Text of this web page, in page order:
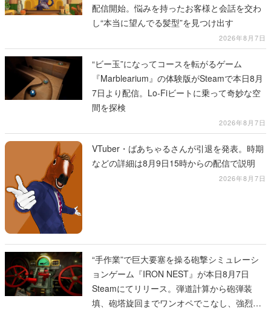
配信開始。悩みを持ったお客様と会話を交わ
し“本当に望んでる髪型”を見つけ出す
2026年8月7日
“ビー玉”になってコースを転がるゲーム
『Marblearium』の体験版がSteamで本日8月
7日より配信。Lo-Fiビートに乗って奇妙な空
間を探検
2026年8月7日
VTuber・ばあちゃるさんが引退を発表。時期
などの詳細は8月9日15時からの配信で説明
2026年8月7日
“手作業”で巨大要塞を操る砲撃シミュレーシ
ョンゲーム『IRON NEST』が本日8月7日
Steamにてリリース。弾道計算から砲弾装
填、砲塔旋回までワンオペでこなし、強烈な